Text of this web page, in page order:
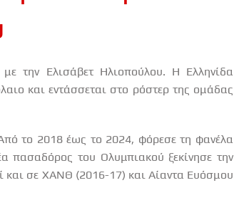
την Ελισάβετ Ηλιοπούλου. Η Ελληνίδα
και εντάσσεται στο ρόστερ της ομάδας
το 2018 έως το 2024, φόρεσε τη φανέλα
πασαδόρος του Ολυμπιακού ξεκίνησε την
και σε ΧΑΝΘ (2016-17) και Αίαντα Ευόσμου